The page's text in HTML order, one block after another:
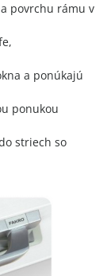
povrchu rámu v
a ponúkajú
ponukou
striech so